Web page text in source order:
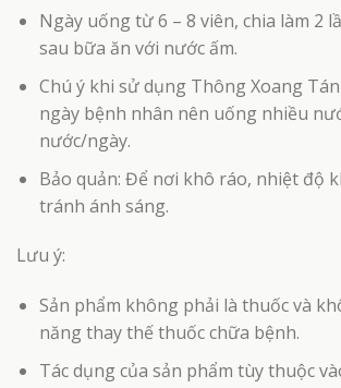
Ngày uống từ 6 – 8 viên, chia làm 2
sau bữa ăn với nước ấm.
Chú ý khi sử dụng Thông Xoang
ngày bệnh nhân nên uống nhiều
nước/ngày.
Bảo quản: Để nơi khô ráo, nhiệt độ
tránh ánh sáng.
Lưu ý:
Sản phẩm không phải là thuốc và
năng thay thế thuốc chữa bệnh.
Tác dụng của sản phẩm tùy thuộc